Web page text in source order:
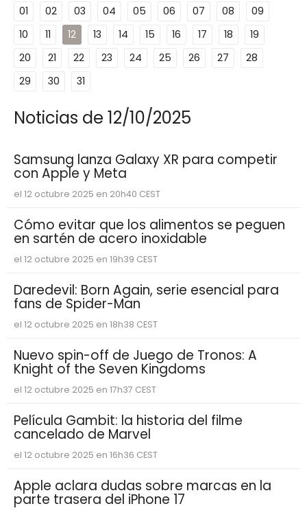
01
02 03 04 05 06 07 08
09
10
11 12 13 14 15 16 17 18
19
20
21 22 23 24 25 26 27
28
29
30 31
Noticias de 12/10/2025
Samsung lanza Galaxy XR para competir
con Apple y Meta
el 12 octubre 2025 en 20h40 CEST
Cómo evitar que los alimentos se peguen
en sartén de acero inoxidable
el 12 octubre 2025 en 19h39 CEST
Daredevil: Born Again, serie esencial para
fans de Spider-Man
el 12 octubre 2025 en 18h38 CEST
Nuevo spin-off de Juego de Tronos: A
Knight of the Seven Kingdoms
el 12 octubre 2025 en 17h37 CEST
Película Gambit: la historia del filme
cancelado de Marvel
el 12 octubre 2025 en 16h36 CEST
Apple aclara dudas sobre marcas en la
parte trasera del iPhone 17